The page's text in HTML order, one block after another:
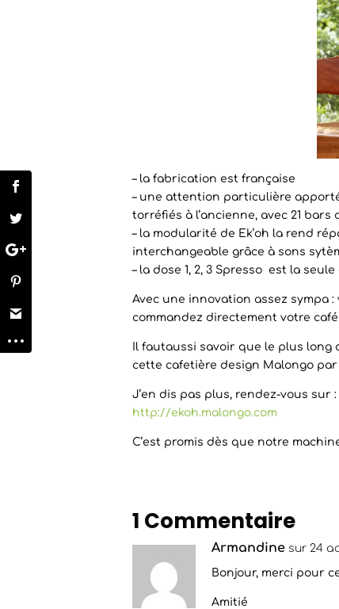
– la fabrication est française
– une attention particulière
torréfiés à l’ancienne, avec 21 bars
– la modularité de Ek’oh la rend
interchangeable grâce à sons
– la dose 1, 2, 3 Spresso est la
Avec une innovation assez sympa
commandez directement votre café
Il fautaussi savoir que le plus long
cette cafetière design Malongo par
J’en dis pas plus, rendez-vous sur :
http://ekoh.malongo.com
C’est promis dès que notre
1 Commentaire
Armandine sur 24
Bonjour, merci pour
Amitié